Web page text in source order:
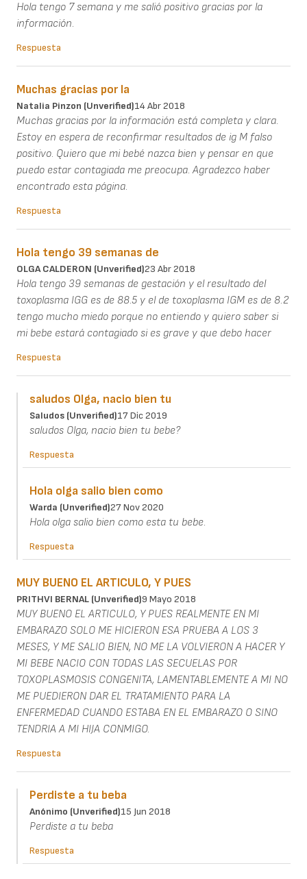
Hola tengo 7 semana y me salió positivo gracias por la
información.
Respuesta
Muchas gracias por la
Natalia Pinzon (unverified)14 Abr 2018
Muchas gracias por la información está completa y clara.
Estoy en espera de reconfirmar resultados de ig M falso
positivo. Quiero que mi bebé nazca bien y pensar en que
puedo estar contagiada me preocupa. Agradezco haber
encontrado esta página.
Respuesta
Hola tengo 39 semanas de
OLGA CALDERON (unverified)23 Abr 2018
Hola tengo 39 semanas de gestación y el resultado del
toxoplasma IGG es de 88.5 y el de toxoplasma IGM es de 8.2
tengo mucho miedo porque no entiendo y quiero saber si
mi bebe estará contagiado si es grave y que debo hacer
Respuesta
saludos Olga, nacio bien tu
Saludos (unverified)17 Dic 2019
saludos Olga, nacio bien tu bebe?
Respuesta
Hola olga salio bien como
Warda (unverified)27 Nov 2020
Hola olga salio bien como esta tu bebe.
Respuesta
MUY BUENO EL ARTICULO, Y PUES
PRITHVI BERNAL (unverified)9 Mayo 2018
MUY BUENO EL ARTICULO, Y PUES REALMENTE EN MI
EMBARAZO SOLO ME HICIERON ESA PRUEBA A LOS 3
MESES, Y ME SALIO BIEN, NO ME LA VOLVIERON A HACER Y
MI BEBE NACIO CON TODAS LAS SECUELAS POR
TOXOPLASMOSIS CONGENITA, LAMENTABLEMENTE A MI NO
ME PUEDIERON DAR EL TRATAMIENTO PARA LA
ENFERMEDAD CUANDO ESTABA EN EL EMBARAZO O SINO
TENDRIA A MI HIJA CONMIGO.
Respuesta
Perdiste a tu beba
Anónimo (unverified)15 Jun 2018
Perdiste a tu beba
Respuesta